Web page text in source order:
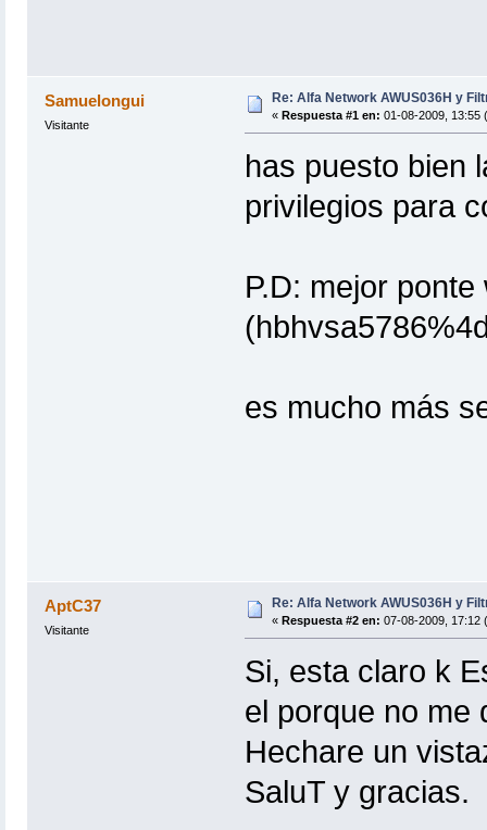
Samuelongui
Visitante
Re: Alfa Network AWUS036H y
« Respuesta #1 en: 01-08-2009, 13:55
has puesto bien
privilegios para
P.D: mejor
es mucho más
AptC37
Visitante
Re: Alfa Network AWUS036H y
« Respuesta #2 en: 07-08-2009, 17:12
Si, esta claro k
el porque no me
Hechare un
SaluT y gracias.